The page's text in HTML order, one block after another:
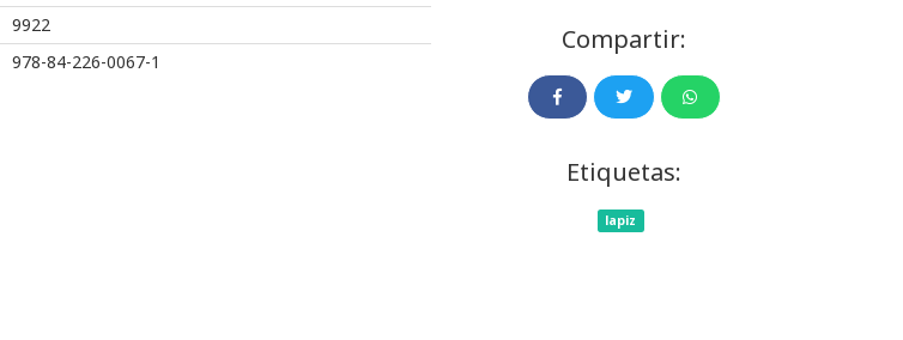
9922
978-84-226-0067-1
Compartir:
Etiquetas:
lapiz